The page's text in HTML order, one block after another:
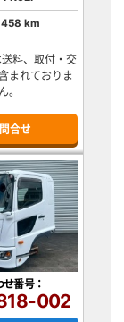
km
料、取付・交
まれておりま
。
問合せ
番号：
002